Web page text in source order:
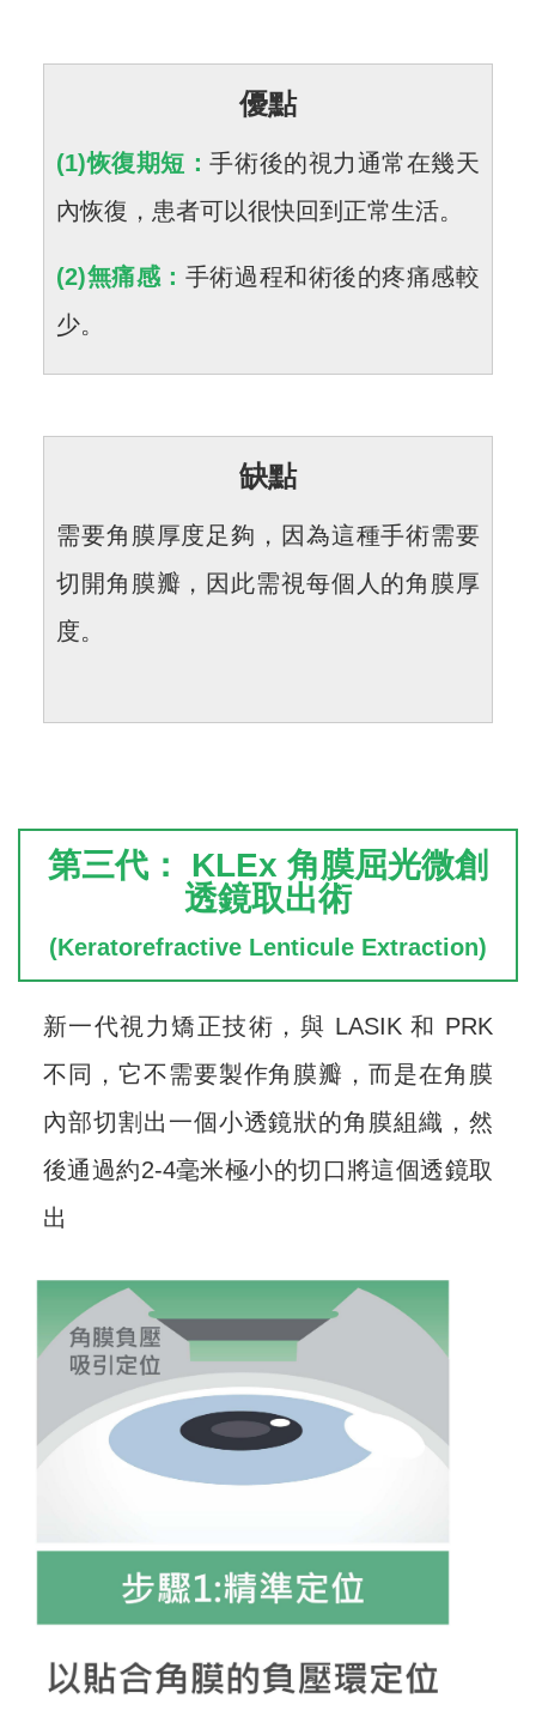
優點
(1)恢復期短：手術後的視力通常在幾天
內恢復，患者可以很快回到正常生活。
(2)無痛感： 手術過程和術後的疼痛感較
少。
缺點
需要角膜厚度足夠，因為這種手術需要
切開角膜瓣，因此需視每個人的角膜厚
度。
第三代： KLEx 角膜屈光微創
透鏡取出術
(Keratorefractive Lenticule Extraction)
新一代視力矯正技術，與 LASIK 和 PRK
不同，它不需要製作角膜瓣，而是在角膜
內部切割出一個小透鏡狀的角膜組織，然
後通過約2-4毫米極小的切口將這個透鏡取
出